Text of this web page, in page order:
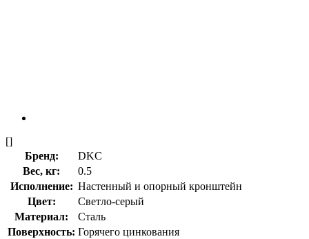
[]
Бренд:
DKC
Вес, кг:
0.5
Исполнение: Настенный и опорный кронштейн
Цвет:
Светло-серый
Материал:
Сталь
Поверхность: Горячего цинкования